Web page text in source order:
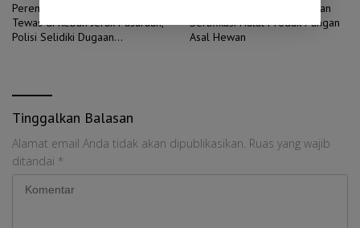
Perempuan 71 Tahun Ditemukan
Tewas di Kebun Jeruk Pasuruan,
Polisi Selidiki Dugaan
Pemkab Probolinggo Siapkan
Sertifikasi Halal Produk Pangan
Asal Hewan
Tinggalkan Balasan
Alamat email Anda tidak akan dipublikasikan. Ruas yang wajib
ditandai *